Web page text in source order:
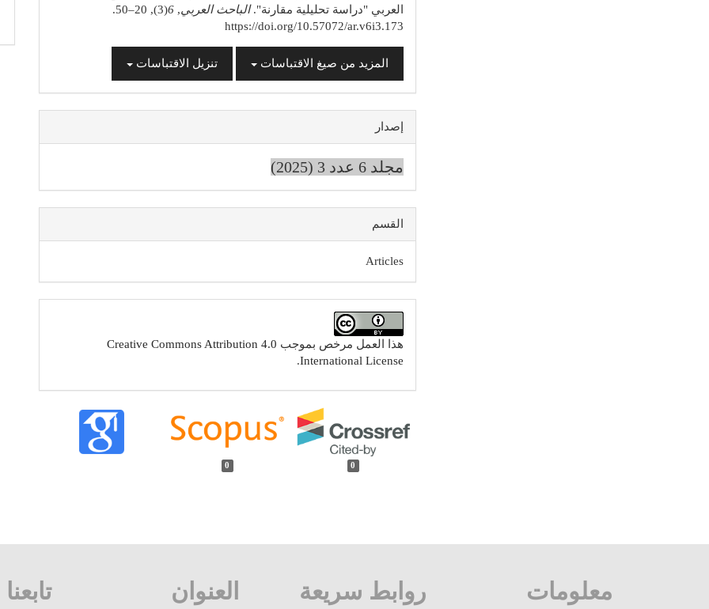
العربي "دراسة تحليلية مقارنة".الباحث العربي,
6
(3), 20–50.
https://doi.org/10.57072/ar.v6i3.173
المزيد من صيغ الاقتباسات تنزيل الاقتباسات
إصدار
مجلد 6 عدد 3 (2025)
القسم
Articles
هذا العمل مرخص بموجب Creative Commons Attribution 4.0
International License
.
0
0
تابعنا العنوان روابط سريعة معلومات